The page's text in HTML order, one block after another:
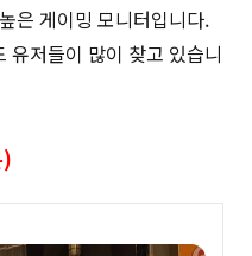
은 게이밍 모니터입니다.
유저들이 많이 찾고 있습니